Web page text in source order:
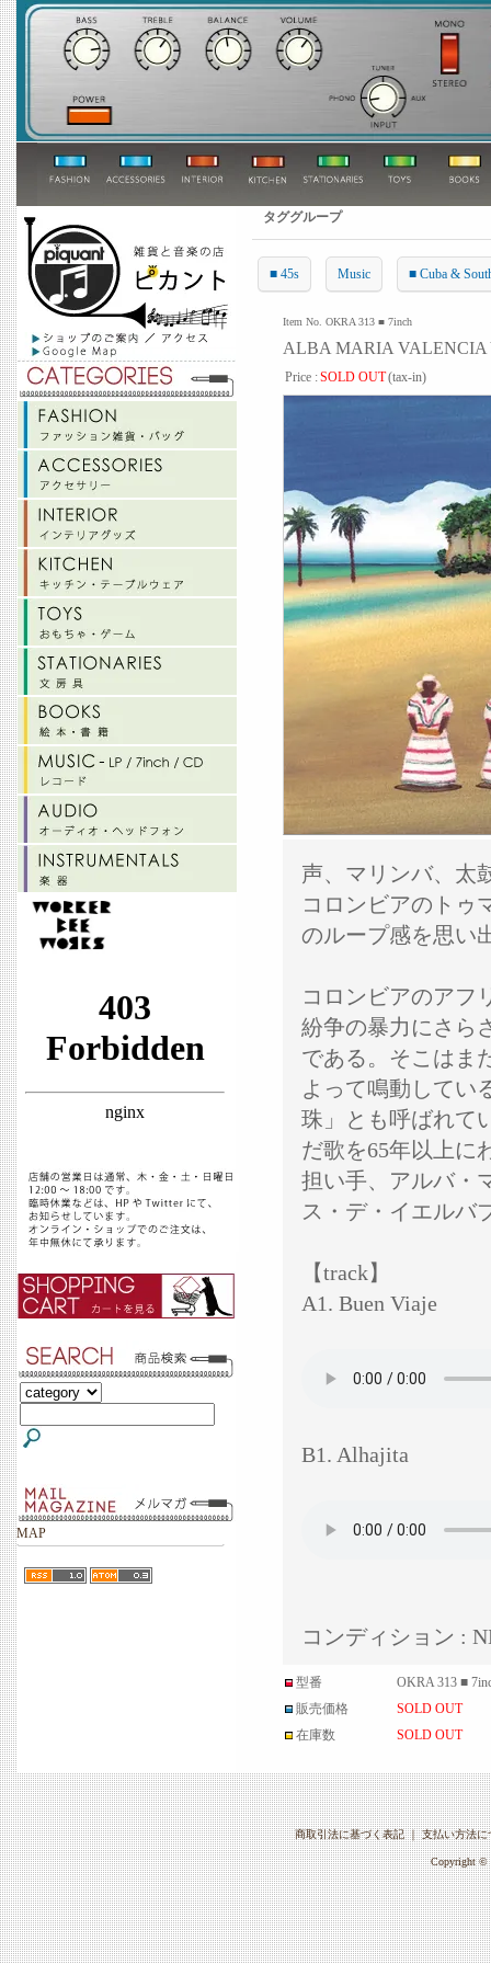
MAP
タググループ
■ 45s Music ■ Cuba &
Item No. OKRA 313 ■ 7inch
ALBA MARIA VALENCIA
Price :SOLD OUT(tax-in)
声、マリンバ、太
コロンビアのトゥ
のループ感を思い
コロンビアのアフ
紛争の暴力にさら
である。そこはま
よって鳴動してい
珠」とも呼ばれて
だ歌を65年以上に
担い手、アルバ・
ス・デ・イエルバ
【track】
A1. Buen Viaje
B1. Alhajita
コンディション :
型番
OKRA 313 ■
販売価格
SOLD OUT
在庫数
SOLD OUT
商取引法に基づく表記｜支払い方法に
Copyright ©